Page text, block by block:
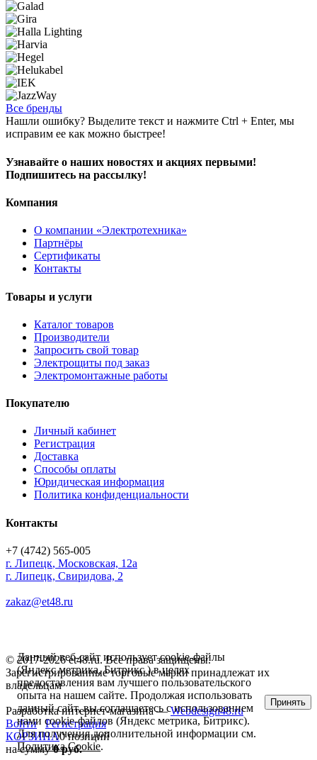
Все бренды
Нашли ошибку? Выделите текст и нажмите Ctrl + Enter, мы
исправим ее как можно быстрее!
Узнавайте о наших новостях и акциях первыми!
Подпишитесь на рассылку!
Компания
О компании «Электротехника»
Партнёры
Сертификаты
Контакты
Товары и услуги
Каталог товаров
Производители
Запросить свой товар
Электрощиты под заказ
Электромонтажные работы
Покупателю
Личный кабинет
Регистрация
Доставка
Способы оплаты
Юридическая информация
Политика конфиденциальности
Контакты
+7 (4742) 565-005
г. Липецк, Московская, 12а
г. Липецк, Свиридова, 2
zakaz@et48.ru
© 2017-2026 et48.ru. Все права защищены.
Зарегистрированные торговые марки принадлежат их
владельцам
Разработка интернет-магазина —Webdesign48.ru
Войти
Регистрация
КОРЗИНА0 позиций
на сумму 0 руб.
Данный веб-сайт использует cookie-файлы
(Яндекс метрика, Битрикс ) в целях
предоставления вам лучшего пользовательского
опыта на нашем сайте. Продолжая использовать
данный сайт, вы соглашаетесь с использованием
нами cookie-файлов (Яндекс метрика, Битрикс).
Для получения дополнительной информации см.
Политика Cookie.
Принять